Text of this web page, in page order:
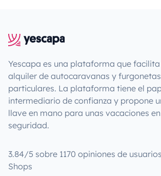
Yescapa es una plataforma que
alquiler de autocaravanas y
particulares. La plataforma tiene el
intermediario de confianza y propone
llave en mano para unas vacaciones
seguridad.
3.84/5 sobre 1170 opiniones de
Shops